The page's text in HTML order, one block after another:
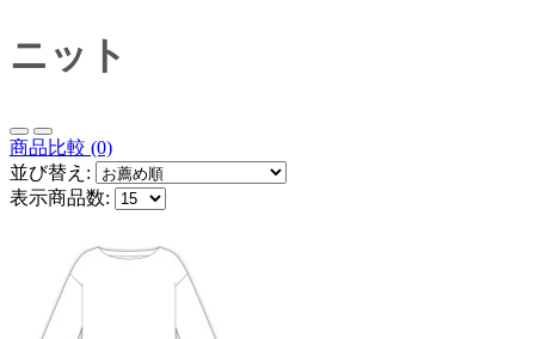
ニット
商品比較 (0)
並び替え:
表示商品数: